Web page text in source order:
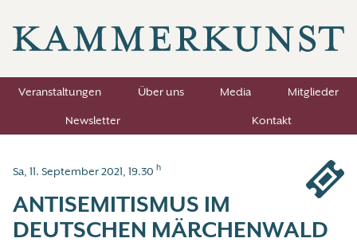
Veranstaltungen Über uns Media
Mitglieder
Newsletter
Kontakt
Sa, 11. September 2021, 19.30 h
ANTISEMITISMUS IM
DEUTSCHEN MÄRCHENWALD